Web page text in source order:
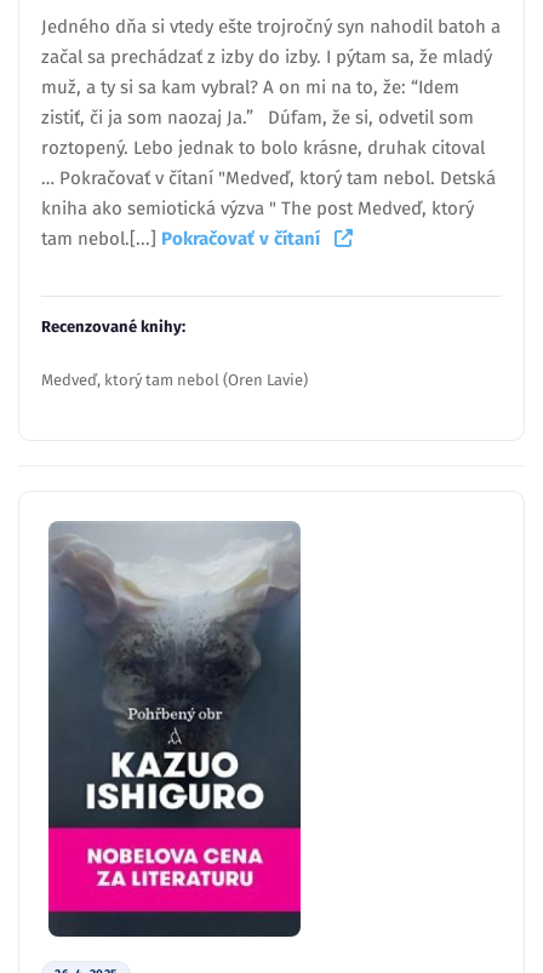
Jedného dňa si vtedy ešte trojročný syn nahodil batoh a
začal sa prechádzať z izby do izby. I pýtam sa, že mladý
muž, a ty si sa kam vybral? A on mi na to, že: “Idem
zistiť, či ja som naozaj Ja.” Dúfam, že si, odvetil som
roztopený. Lebo jednak to bolo krásne, druhak citoval
… Pokračovať v čítaní "Medveď, ktorý tam nebol. Detská
kniha ako semiotická výzva " The post Medveď, ktorý
tam nebol.[...] Pokračovať v čítaní
Recenzované knihy:
Medveď, ktorý tam nebol (Oren Lavie)